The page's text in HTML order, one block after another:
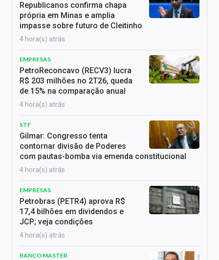
Republicanos confirma chapa
própria em Minas e amplia
impasse sobre futuro de Cleitinho
4 hora(s) atrás
EMPRESAS
PetroReconcavo (RECV3) lucra
R$ 203 milhões no 2T26, queda
de 15% na comparação anual
4 hora(s) atrás
STF
Gilmar: Congresso tenta
contornar divisão de Poderes
com pautas-bomba via emenda constitucional
4 hora(s) atrás
EMPRESAS
Petrobras (PETR4) aprova R$
17,4 bilhões em dividendos e
JCP; veja condições
4 hora(s) atrás
BANCO MASTER